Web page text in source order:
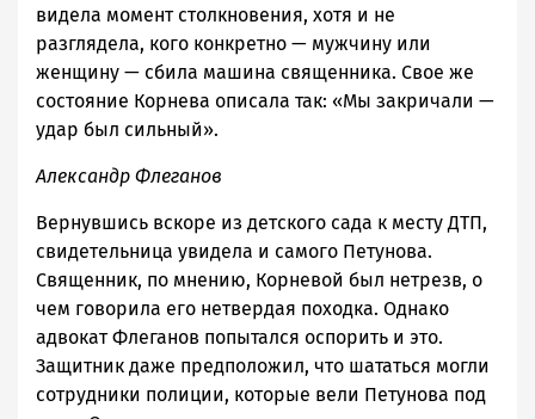
видела момент столкновения, хотя и не
разглядела, кого конкретно — мужчину или
женщину — сбила машина священника. Свое же
состояние Корнева описала так: «Мы закричали —
удар был сильный».
Александр Флеганов
Вернувшись вскоре из детского сада к месту ДТП,
свидетельница увидела и самого Петунова.
Священник, по мнению, Корневой был нетрезв, о
чем говорила его нетвердая походка. Однако
адвокат Флеганов попытался оспорить и это.
Защитник даже предположил, что шататься могли
сотрудники полиции, которые вели Петунова под